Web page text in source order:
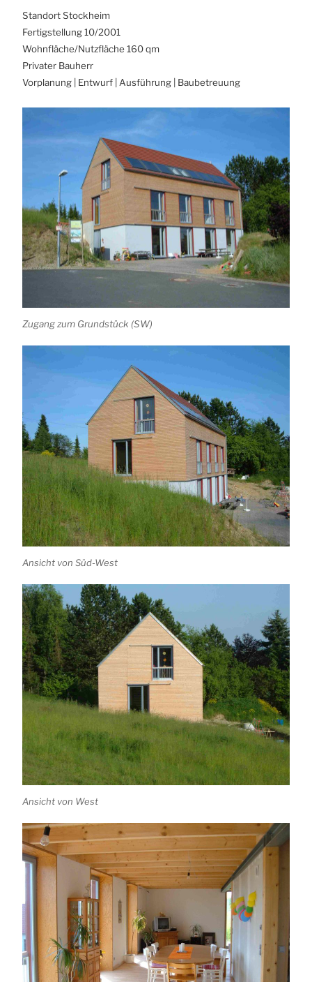
Standort Stockheim
Fertigstellung 10/2001
Wohnfläche/Nutzfläche 160 qm
Privater Bauherr
Vorplanung | Entwurf | Ausführung | Baubetreuung
Zugang zum Grundstück (SW)
Ansicht von Süd-West
Ansicht von West